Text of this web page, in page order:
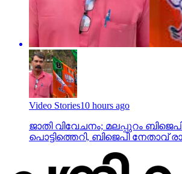
Video Stories10 hours ago
ജാതി വിവേചനം; മലപ്പുറം
പൊട്ടിത്തെറി, ബിജെപി നേതാവ്